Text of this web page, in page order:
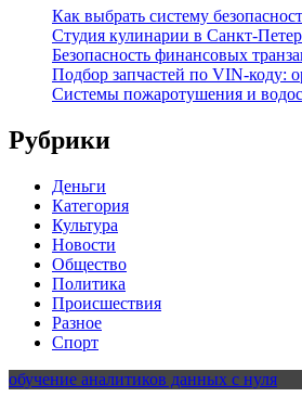
Как выбрать систему
Студия кулинарии в Санкт-
Безопасность финансовых
Подбор запчастей по VIN-коду:
Системы пожаротушения и
Рубрики
Деньги
Категория
Культура
Новости
Общество
Политика
Происшествия
Разное
Спорт
обучение аналитиков данных с нуля